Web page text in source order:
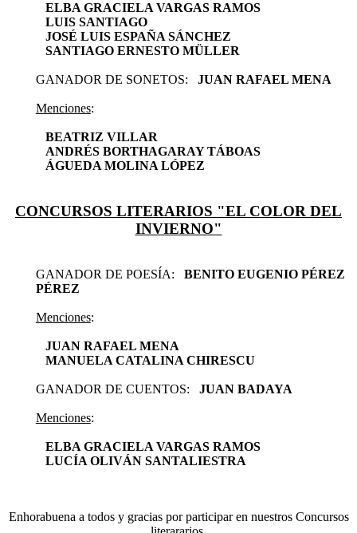
ELBA GRACIELA VARGAS RAMOS
LUIS SANTIAGO
JOSÉ LUIS ESPAÑA SÁNCHEZ
SANTIAGO ERNESTO MÜLLER
GANADOR DE SONETOS: JUAN RAFAEL MENA
Menciones:
BEATRIZ VILLAR
ANDRÉS BORTHAGARAY TÁBOAS
ÁGUEDA MOLINA LÓPEZ
CONCURSOS LITERARIOS "EL COLOR DEL
INVIERNO"
GANADOR DE POESÍA: BENITO EUGENIO PÉREZ
PÉREZ
Menciones:
JUAN RAFAEL MENA
MANUELA CATALINA CHIRESCU
GANADOR DE CUENTOS: JUAN BADAYA
Menciones:
ELBA GRACIELA VARGAS RAMOS
LUCÍA OLIVÁN SANTALIESTRA
Enhorabuena a todos y gracias por participar en nuestros Concursos